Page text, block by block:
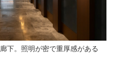
下。照明が密で重厚感がある